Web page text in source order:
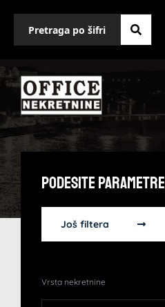
Podesite Parametre
Još filtera
Vrsta nekretnine